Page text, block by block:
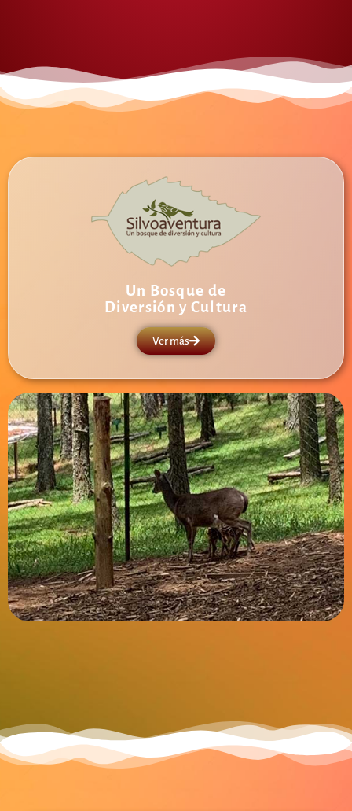
Un Bosque de
Diversión y Cultura
Ver más